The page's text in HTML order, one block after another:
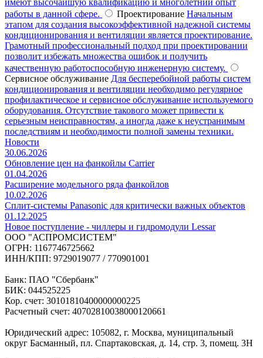
имеют высочайшую квалификацию и многолетний опыт
работы в данной сфере.
Проектирование Начальным
этапом для создания высокоэффективной надежной системы
кондиционирования и вентиляции является проектирование.
Грамотный профессиональный подход при проектировании
позволит избежать множества ошибок и получить
качественную работоспособную инженерную систему.
Сервисное обслуживание Для бесперебойной работы систем
кондиционирования и вентиляции необходимо регулярное
профилактическое и сервисное обслуживание используемого
оборудования. Отсутствие такового может привести к
серьезным неисправностям, а иногда даже к неустранимым
последствиям и необходимости полной замены техники.
Новости
30.06.2026
Обновление цен на фанкойлы Carrier
01.04.2026
Расширение модельного ряда фанкойлов
10.02.2026
Сплит-системы Panasonic для критически важных объектов
01.12.2025
Новое поступление - чиллеры и гидромодули Lessar
ООО "АСПРОМСИСТЕМ"
ОГРН: 1167746725662
ИНН/КПП: 9729019077 / 770901001
Банк: ПАО "Сбербанк"
БИК: 044525225
Кор. счет: 30101810400000000225
Расчетный счет: 40702810038000120661
Юридический адрес: 105082, г. Москва, муниципальный
округ Басманный, пл. Спартаковская, д. 14, стр. 3, помещ. 3Н